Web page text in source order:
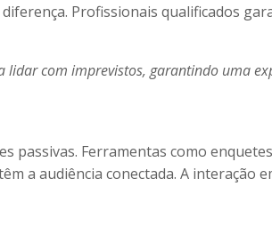
Profissionais qualificados
com imprevistos, garantindo uma
passivas. Ferramentas como
a audiência conectada. A interação